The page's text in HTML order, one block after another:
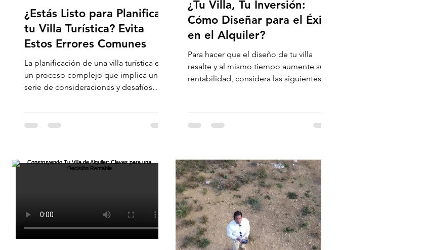
¿Estás Listo para Planificar
tu Villa Turística? Evita
Estos Errores Comunes
La planificación de una villa turística es
un proceso complejo que implica una
serie de consideraciones y desafíos
¿Tu Villa, Tu Inversión:
Cómo Diseñar para el Éxito
en el Alquiler?
Para hacer que el diseño de tu villa
resalte y al mismo tiempo aumente su
rentabilidad, considera las siguientes